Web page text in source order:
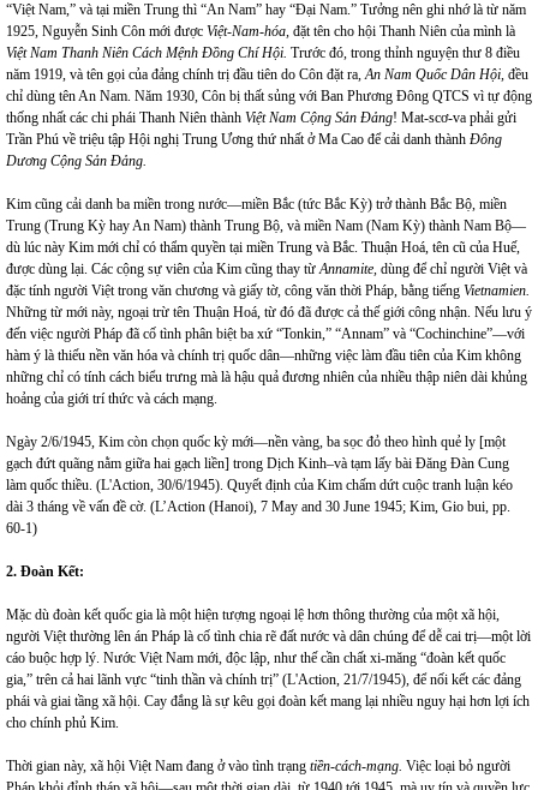
“Việt Nam,” và tại miền Trung thì “An Nam” hay “Đại Nam.” Tưởng nên ghi nhớ là từ năm
1925, Nguyễn Sinh Côn mới được Việt-Nam-hóa, đặt tên cho hội Thanh Niên của mình là
Việt Nam Thanh Niên Cách Mệnh Đồng Chí Hội. Trước đó, trong thỉnh nguyện thư 8 điều
năm 1919, và tên gọi của đảng chính trị đầu tiên do Côn đặt ra,An Nam Quốc Dân Hội, đều
chỉ dùng tên An Nam. Năm 1930, Côn bị thất sủng với Ban Phương Đông QTCS vì tự động
thống nhất các chi phái Thanh Niên thành Việt Nam Cộng Sản Đảng! Mat-scơ-va phải gửi
Trần Phú về triệu tập Hội nghị Trung Ương thứ nhất ở Ma Cao để cải danh thành Đông
Dương Cộng Sản Đảng.
Kim cũng cải danh ba miền trong nước—miền Bắc (tức Bắc Kỳ) trở thành Bắc Bộ, miền
Trung (Trung Kỳ hay An Nam) thành Trung Bộ, và miền Nam (Nam Kỳ) thành Nam Bộ—
dù lúc này Kim mới chỉ có thẩm quyền tại miền Trung và Bắc. Thuận Hoá, tên cũ của Huế,
được dùng lại. Các cộng sự viên của Kim cũng thay từAnnamite, dùng để chỉ người Việt và
đặc tính người Việt trong văn chương và giấy tờ, công văn thời Pháp, bằng tiếng Vietnamien.
Những từ mới này, ngoại trừ tên Thuận Hoá, từ đó đã được cả thế giới công nhận. Nếu lưu ý
đến việc người Pháp đã cố tình phân biệt ba xứ “Tonkin,” “Annam” và “Cochinchine”—với
hàm ý là thiếu nền văn hóa và chính trị quốc dân—những việc làm đầu tiên của Kim không
những chỉ có tính cách biểu trưng mà là hậu quả đương nhiên của nhiều thập niên dài khủng
hoảng của giới trí thức và cách mạng.
Ngày 2/6/1945, Kim còn chọn quốc kỳ mới—nền vàng, ba sọc đỏ theo hình quẻ ly [một
gạch đứt quãng nằm giữa hai gạch liền] trong Dịch Kinh–và tạm lấy bài Đăng Đàn Cung
làm quốc thiều. (L'Action, 30/6/1945). Quyết định của Kim chấm dứt cuộc tranh luận kéo
dài 3 tháng về vấn đề cờ. (L’Action (Hanoi), 7 May and 30 June 1945; Kim, Gio bui, pp.
60-1)
2. Đoàn Kết:
Mặc dù đoàn kết quốc gia là một hiện tượng ngoại lệ hơn thông thường của một xã hội,
người Việt thường lên án Pháp là cố tình chia rẽ đất nước và dân chúng để dễ cai trị—một lời
cáo buộc hợp lý. Nước ViệtNam mới, độc lập, như thế cần chất xi-măng “đoàn kết quốc
gia,” trên cả hai lãnh vực “tinh thần và chính trị” (L'Action, 21/7/1945), để nối kết các đảng
phái và giai tầng xã hội. Cay đắng là sự kêu gọi đoàn kết mang lại nhiều nguy hại hơn lợi ích
cho chính phủ Kim.
Thời gian này, xã hội ViệtNam đang ở vào tình trạng tiền-cách-mạng. Việc loại bỏ người